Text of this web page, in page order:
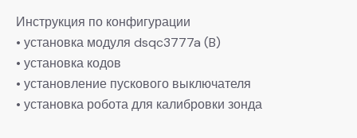
Инструкция по конфигурации
• установка модуля dsqc3777a (B)
• установка кодов
• установление пускового выключателя
• установка робота для калибровки зонда